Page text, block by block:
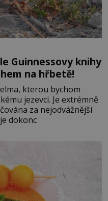
Guinnessovy knihy
na hřbetě!
kterou bychom
jezevci. Je extrémně
za nejodvážnější
dokonc